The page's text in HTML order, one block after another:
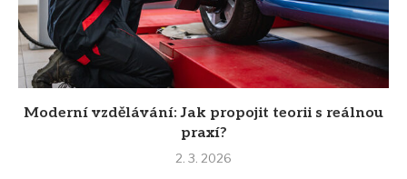
Moderní vzdělávání: Jak propojit teorii s reálnou
praxí?
2. 3. 2026